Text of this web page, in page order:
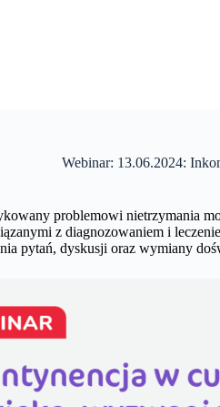
Webinar: 13.06.2024:
problemowi nietrzymania
z diagnozowaniem i
pytań, dyskusji oraz wymiany